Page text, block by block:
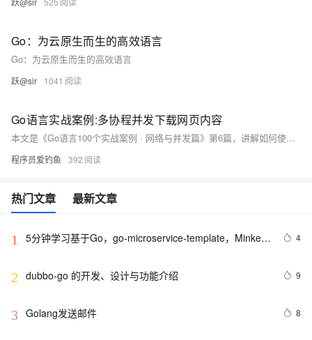
Go：为云原生而生的高效语言
Go：为云原生而生的高效语言
跃@sir 1041
Go语言实战案例:多协程并发下载网页内容
本文是《Go语言100个实战案例 · 网络与并发篇》第6篇，讲解如何使用 Goroutine 和 Channel 实现多协程并发抓取网页内容，提升网络请求效率。通过实战掌握高并发编程技巧，构建爬虫、内容聚合器等工具，涵盖 WaitGroup、超时控制、错误处理等核心知识点。
程序员爱钓鱼 392
热门文章 最新文章
1
5分钟学习基于Go，go-microservice-template，Minke的
4
2 dubbo-go 的开发、设计与功能介绍 9
3 Golang发送邮件 8